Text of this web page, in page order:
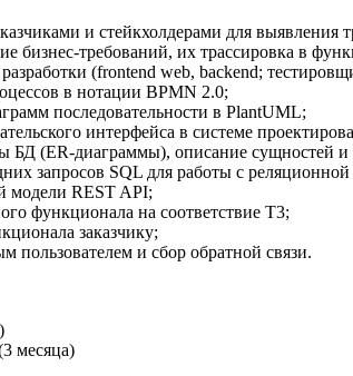
и стейкхолдерами для выявления
бизнес-требований, их трассировка в
(frontend web, backend;
в нотации BPMN 2.0;
последовательности в PlantUML;
интерфейса в системе
БД (ER-диаграммы), описание сущностей и
запросов SQL для работы с
модели REST API;
функционала на соответствие Т3;
заказчику;
пользователем и сбор обратной связи.
месяца)